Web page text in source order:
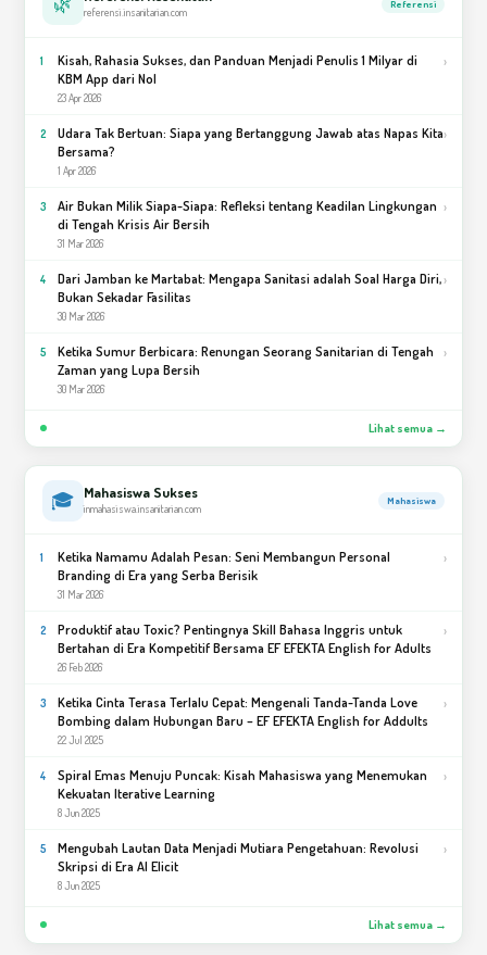
referensi.insanitarian.com
Referensi
1
Kisah, Rahasia Sukses, dan Panduan Menjadi Penulis 1 Milyar di
KBM App dari Nol
23 Apr 2026
›
2
Udara Tak Bertuan: Siapa yang Bertanggung Jawab atas Napas Kita
Bersama?
1 Apr 2026
›
3
Air Bukan Milik Siapa-Siapa: Refleksi tentang Keadilan Lingkungan
di Tengah Krisis Air Bersih
31 Mar 2026
›
4
Dari Jamban ke Martabat: Mengapa Sanitasi adalah Soal Harga Diri,
Bukan Sekadar Fasilitas
30 Mar 2026
›
5
Ketika Sumur Berbicara: Renungan Seorang Sanitarian di Tengah
Zaman yang Lupa Bersih
30 Mar 2026
›
Lihat semua →
🎓 Mahasiswa Sukses
inmahasiswa.insanitarian.com
Mahasiswa
1
Ketika Namamu Adalah Pesan: Seni Membangun Personal
Branding di Era yang Serba Berisik
31 Mar 2026
›
2
Produktif atau Toxic? Pentingnya Skill Bahasa Inggris untuk
Bertahan di Era Kompetitif Bersama EF EFEKTA English for Adults
26 Feb 2026
›
3
Ketika Cinta Terasa Terlalu Cepat: Mengenali Tanda-Tanda Love
Bombing dalam Hubungan Baru – EF EFEKTA English for Addults
22 Jul 2025
›
4
Spiral Emas Menuju Puncak: Kisah Mahasiswa yang Menemukan
Kekuatan Iterative Learning
8 Jun 2025
›
5
Mengubah Lautan Data Menjadi Mutiara Pengetahuan: Revolusi
Skripsi di Era AI Elicit
8 Jun 2025
›
Lihat semua →